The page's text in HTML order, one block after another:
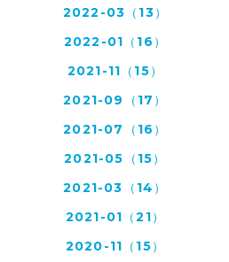
2022-03（13）
2022-01（16）
2021-11（15）
2021-09（17）
2021-07（16）
2021-05（15）
2021-03（14）
2021-01（21）
2020-11（15）